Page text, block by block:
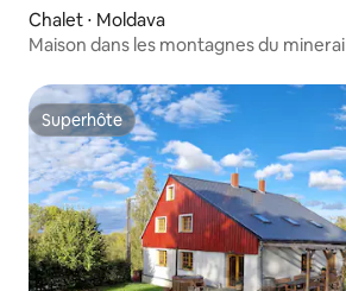
Chalet ⋅ Moldava
Maison dans les montagnes du minerai
Superhôte
Superhôte